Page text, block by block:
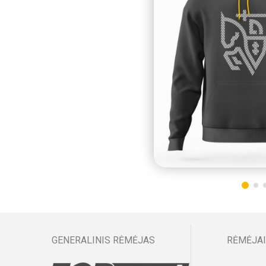
GENERALINIS RĖMĖJAS RĖMĖJAI